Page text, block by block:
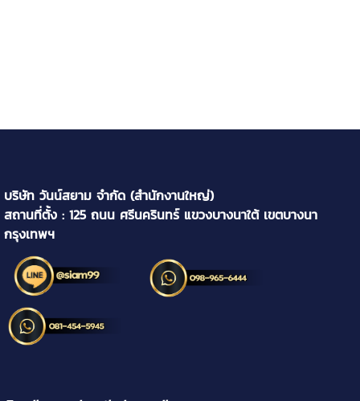
บริษัท วันน์สยาม จำกัด (สำนักงานใหญ่)
สถานที่ตั้ง : 125 ถนน ศรีนครินทร์ แขวงบางนาใต้ เขตบางนา
กรุงเทพฯ